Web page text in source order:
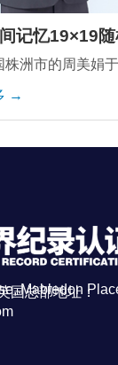
记忆19×19随
株洲市的周美娟
→
国总部地址：
Mabledon